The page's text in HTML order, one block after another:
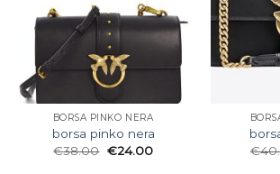
BORSA PINKO NERA
borsa pinko nera
€38.00 €24.00
€